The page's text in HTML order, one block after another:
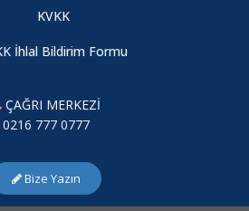
KVKK
İhlal Bildirim Formu
ÇAĞRI MERKEZİ
0216 777 0777
Bize Yazın